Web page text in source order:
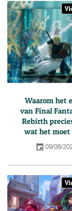
Waarom het
van Final
Rebirth
wat het moet
09/08/